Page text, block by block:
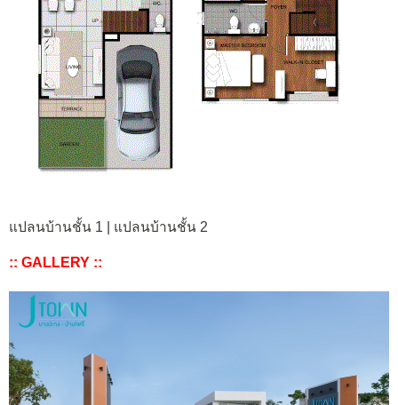
แปลนบ้านชั้น 1 | แปลนบ้านชั้น 2
:: GALLERY ::